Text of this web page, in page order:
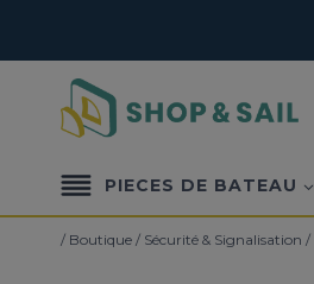
contenu
PIECES DE BATEAU
/ Boutique / Sécurité & Signalisation /